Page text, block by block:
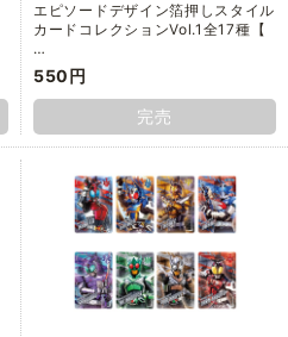
エピソードデザイン箔押しスタイル
カードコレクションVol.1全17種【
…
550円
完売